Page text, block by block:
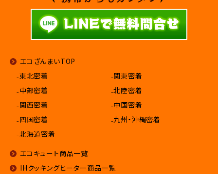
エコざんまいTOP
₋東北密着
₋関東密着
₋中部密着
₋北陸密着
₋関西密着
₋中国密着
₋四国密着
₋九州・沖縄密着
₋北海道密着
エコキュート商品一覧
IHクッキングヒーター商品一覧